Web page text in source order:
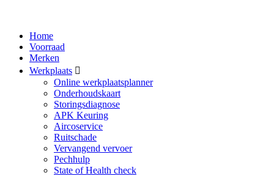
Home
Voorraad
Merken
Werkplaats
Online werkplaatsplanner
Onderhoudskaart
Storingsdiagnose
APK Keuring
Aircoservice
Ruitschade
Vervangend vervoer
Pechhulp
State of Health check